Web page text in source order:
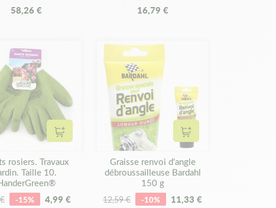
58,26 € 16,79 €
Ajouter au panier
rosiers. Travaux
Taille 10.
-15% 4,99 €
Ajouter au panier
Graisse renvoi d'angle
débroussailleuse Bardahl
150 g
12,59 € -10% 11,33 €